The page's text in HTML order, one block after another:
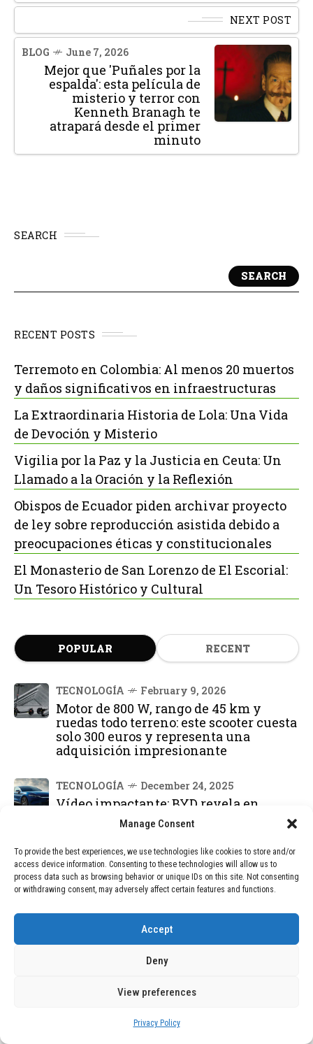
Manage Consent
To provide the best experiences, we use technologies like cookies to store and/or
access device information. Consenting to these technologies will allow us to
process data such as browsing behavior or unique IDs on this site. Not consenting
or withdrawing consent, may adversely affect certain features and functions.
Accept
Deny
View preferences
Privacy Policy
NEXT POST
BLOG June 7, 2026
Mejor que 'Puñales por la
espalda': esta película de
misterio y terror con
Kenneth Branagh te
atrapará desde el primer
minuto
SEARCH
SEARCH
RECENT POSTS
Terremoto en Colombia: Al menos 20 muertos
y daños significativos en infraestructuras
La Extraordinaria Historia de Lola: Una Vida
de Devoción y Misterio
Vigilia por la Paz y la Justicia en Ceuta: Un
Llamado a la Oración y la Reflexión
Obispos de Ecuador piden archivar proyecto
de ley sobre reproducción asistida debido a
preocupaciones éticas y constitucionales
El Monasterio de San Lorenzo de El Escorial:
Un Tesoro Histórico y Cultural
POPULAR RECENT
TECNOLOGÍA February 9, 2026
Motor de 800 W, rango de 45 km y
ruedas todo terreno: este scooter cuesta
solo 300 euros y representa una
adquisición impresionante
TECNOLOGÍA December 24, 2025
Vídeo impactante: BYD revela en
grabación cómo añadir 400 km de
rango en apenas 5 minutos de carga
BLOG December 24, 2025
GAME se Une a la Oferta de Balizas V16
Geolocalizadas, Obligatorias a Partir de
2026
BLOG December 24, 2025
Devastadora Explosión en Residencia
Menos Dos Víctimas Fatales